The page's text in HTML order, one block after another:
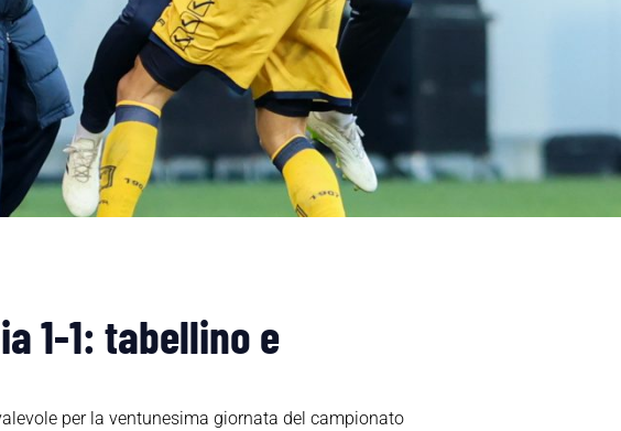
1-1: tabellino e
per la ventunesima giornata del campionato